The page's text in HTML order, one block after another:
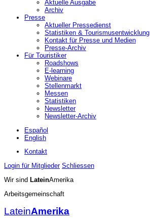
Aktuelle Ausgabe
Archiv
Presse
Aktueller Pressedienst
Statistiken & Tourismusentwicklung
Kontakt für Presse und Medien
Presse-Archiv
Für Touristiker
Roadshows
E-learning
Webinare
Stellenmarkt
Messen
Statistiken
Newsletter
Newsletter-Archiv
Español
English
Kontakt
Login für Mitglieder Schliessen
Wir sind LateinAmerika
Arbeitsgemeinschaft
LateinAmerika